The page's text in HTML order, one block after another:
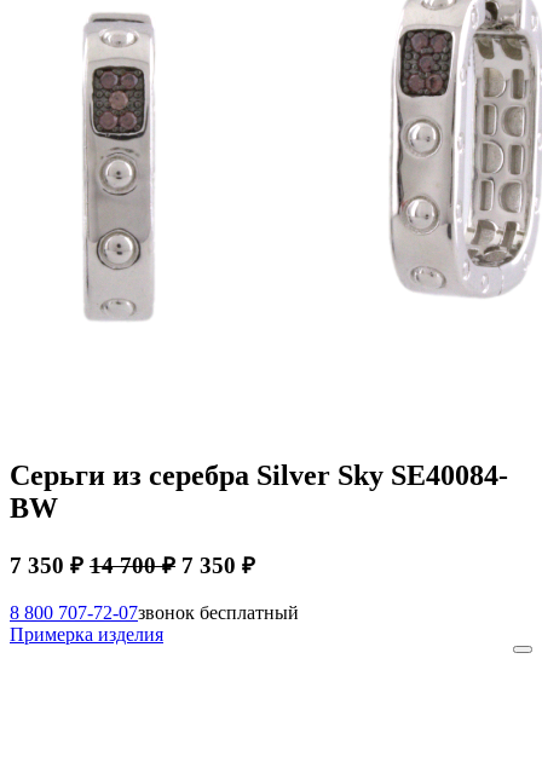
Серьги из серебра Silver Sky SE40084-
BW
7 350 ₽ 14 700 ₽ 7 350 ₽
8 800 707-72-07звонок бесплатный
Примерка изделия